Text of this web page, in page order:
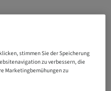
stimmen Sie der Speicherung
zu verbessern, die
Marketingbemühungen zu